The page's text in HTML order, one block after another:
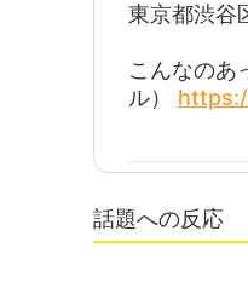
東京都渋谷
こんなの
ル）
話題への反応